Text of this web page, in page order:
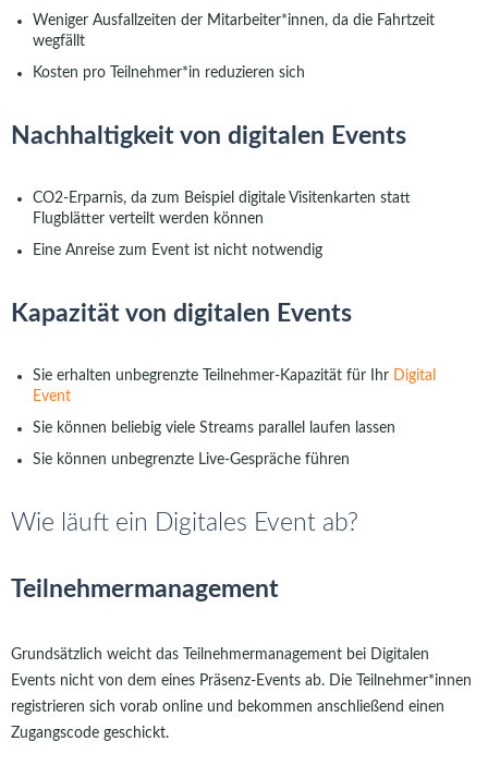
Weniger Ausfallzeiten der Mitarbeiter*innen, da die Fahrtzeit
wegfällt
Kosten pro Teilnehmer*in reduzieren sich
Nachhaltigkeit von digitalen Events
CO2-Erparnis, da zum Beispiel digitale Visitenkarten statt
Flugblätter verteilt werden können
Eine Anreise zum Event ist nicht notwendig
Kapazität von digitalen Events
Sie erhalten unbegrenzte Teilnehmer-Kapazität für Ihr Digital
Event
Sie können beliebig viele Streams parallel laufen lassen
Sie können unbegrenzte Live-Gespräche führen
Wie läuft ein Digitales Event ab?
Teilnehmermanagement
Grundsätzlich weicht das Teilnehmermanagement bei Digitalen
Events nicht von dem eines Präsenz-Events ab. Die Teilnehmer*innen
registrieren sich vorab online und bekommen anschließend einen
Zugangscode geschickt.